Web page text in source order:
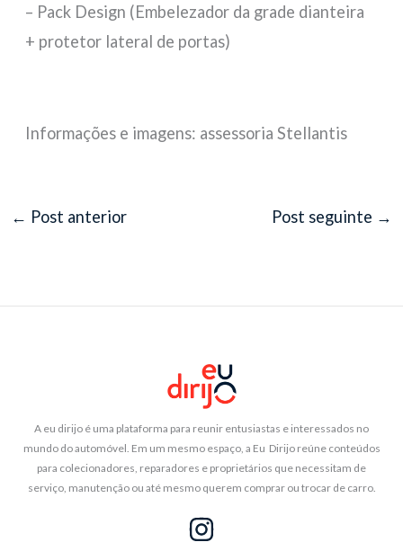
– Pack Design (Embelezador da grade dianteira
+ protetor lateral de portas)
Informações e imagens: assessoria Stellantis
← Post anterior Post seguinte →
A eu dirijo é uma plataforma para reunir entusiastas e interessados no
mundo do automóvel. Em um mesmo espaço, a Eu Dirijo reúne conteúdos
para colecionadores, reparadores e proprietários que necessitam de
serviço, manutenção ou até mesmo querem comprar ou trocar de carro.